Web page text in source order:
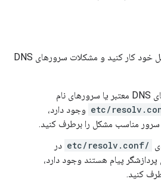
لطفاً با سرپرست سیستم عامل خود کار کنید و مشکلات سرورهای DNS
اگر مشکلی در سرورهای DNS معتبر یا سرورهای نام
وجود دارد،
سرور مناسب مشکل را برطرف کنید.
/etc/resolv.conf
در
پیام هستند وجود دارد،
کنید.